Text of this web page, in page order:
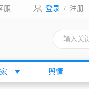
登录 / 注册
服
舆情